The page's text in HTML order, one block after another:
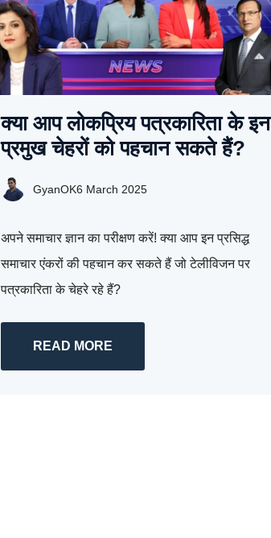
क्या आप लोकप्रिय पत्रकारिता के इन
प्रमुख चेहरों को पहचान सकते हैं?
GyanOK6 March 2025
अपने समाचार ज्ञान का परीक्षण करें! क्या आप इन प्रसिद्ध
समाचार एंकरों की पहचान कर सकते हैं जो टेलीविजन पर
पत्रकारिता के चेहरे रहे हैं?
READ MORE